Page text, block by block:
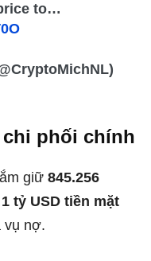
to…
phối chính
giữ 845.256
1 tỷ USD tiền mặt
vụ nợ.